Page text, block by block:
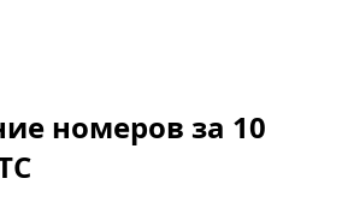
номеров за 10